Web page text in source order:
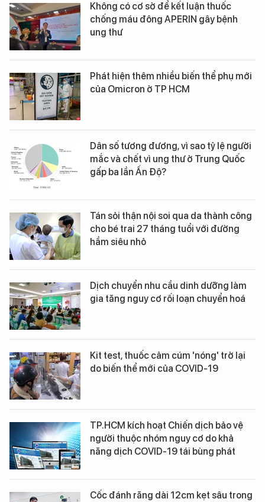
Không có cơ sở để kết luận thuốc
chống máu đông APERIN gây bệnh
ung thư
Phát hiện thêm nhiều biến thể phụ mới
của Omicron ở TP HCM
Dân số tương đương, vì sao tỷ lệ người
mắc và chết vì ung thư ở Trung Quốc
gấp ba lần Ấn Độ?
Tán sỏi thận nội soi qua da thành công
cho bé trai 27 tháng tuổi với đường
hầm siêu nhỏ
Dịch chuyển nhu cầu dinh dưỡng làm
gia tăng nguy cơ rối loạn chuyển hoá
Kit test, thuốc cảm cúm 'nóng' trở lại
do biến thể mới của COVID-19
TP.HCM kích hoạt Chiến dịch bảo vệ
người thuộc nhóm nguy cơ do khả
năng dịch COVID-19 tái bùng phát
Cốc đánh răng dài 12cm kẹt sâu trong